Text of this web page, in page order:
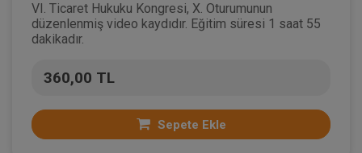
VI. Ticaret Hukuku Kongresi, X. Oturumunun
düzenlenmiş video kaydıdır. Eğitim süresi 1 saat 55
dakikadır.
360,00 TL
Sepete Ekle